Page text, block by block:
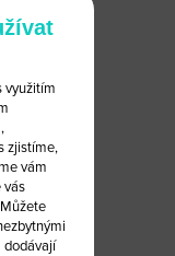
využitím
zjistíme,
vám
vás
dodávají